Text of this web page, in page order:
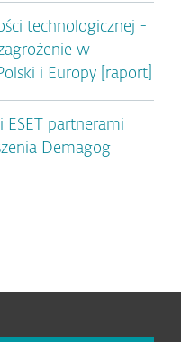
technologicznej -
w
i Europy [raport]
ESET partnerami
Demagog